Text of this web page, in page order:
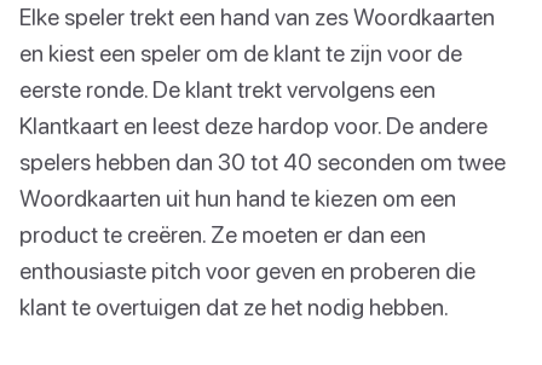
Elke speler trekt een hand van zes Woordkaarten
en kiest een speler om de klant te zijn voor de
eerste ronde. De klant trekt vervolgens een
Klantkaart en leest deze hardop voor. De andere
spelers hebben dan 30 tot 40 seconden om twee
Woordkaarten uit hun hand te kiezen om een
product te creëren. Ze moeten er dan een
enthousiaste pitch voor geven en proberen die
klant te overtuigen dat ze het nodig hebben.